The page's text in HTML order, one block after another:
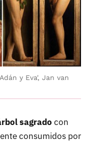
y Eva', Jan van
sagrado con
consumidos por